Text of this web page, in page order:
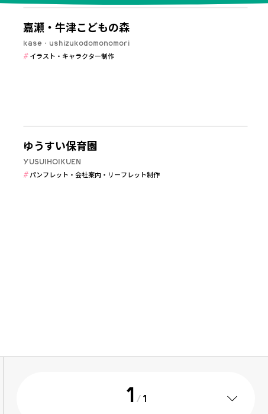
パンフレット・会社案内・リーフレット制作
ビジネスツール（名刺・封筒 など）制作
嘉瀬・牛津こどもの森
kase・ushizukodomonomori
イラスト・キャラクター制作
ゆうすい保育園
YUSUIHOIKUEN
パンフレット・会社案内・リーフレット制作
1 / 1